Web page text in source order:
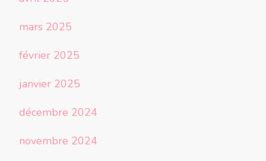
mars 2025
février 2025
janvier 2025
décembre 2024
novembre 2024